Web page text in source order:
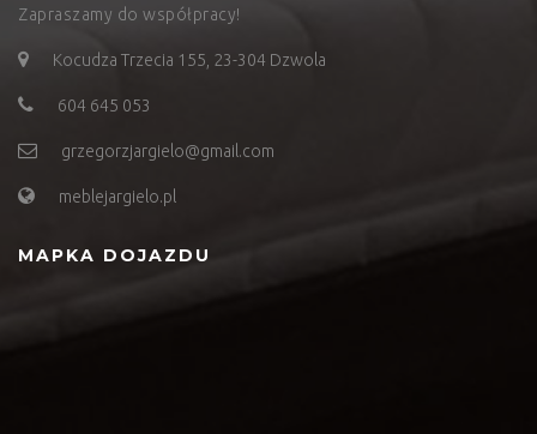
Zapraszamy do współpracy!
Kocudza Trzecia 155, 23-304 Dzwola
604 645 053
grzegorzjargielo@gmail.com
meblejargielo.pl
MAPKA DOJAZDU